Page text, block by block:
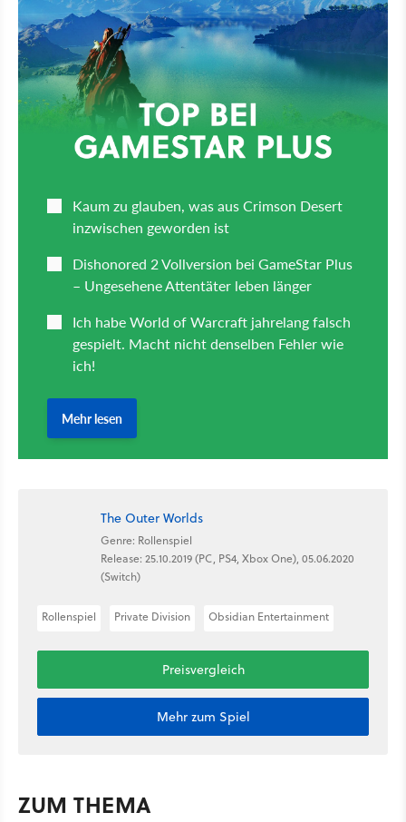
The Outer Worlds
Genre: Rollenspiel
Release: 25.10.2019 (PC, PS4, Xbox One), 05.06.2020
(Switch)
Rollenspiel Private Division Obsidian Entertainment
Preisvergleich
Mehr zum Spiel
ZUM THEMA